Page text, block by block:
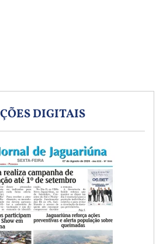
DIGITAIS